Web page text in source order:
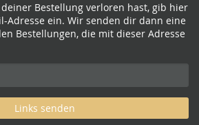
Bestellung verloren hast, gib hier
Adresse ein. Wir senden dir dann eine
Bestellungen, die mit dieser Adresse
Links senden